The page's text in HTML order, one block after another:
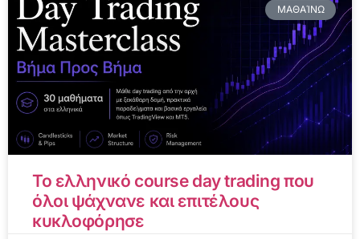
ΜΑΘΑΊΝΩ
Το ελληνικό course day trading που
όλοι ψάχνανε και επιτέλους
κυκλοφόρησε